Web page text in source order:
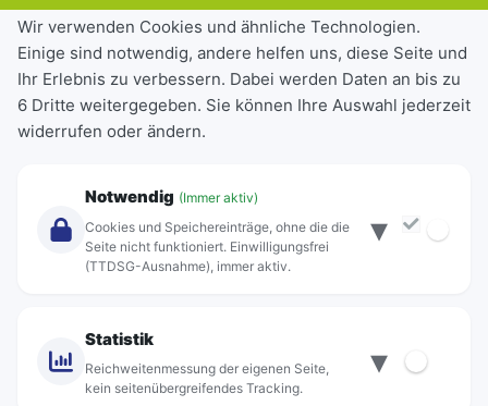
Tickets & Tarife
Deutschlandticket
Schülerkarte
Einzeltickets
Abonnements
Über Rebus
Standorte
Wir verwenden Cookies und ähnliche Technologien.
Einige sind notwendig, andere helfen uns, diese Seite und
Ihr Erlebnis zu verbessern. Dabei werden Daten an bis zu
6 Dritte weitergegeben. Sie können Ihre Auswahl jederzeit
widerrufen oder ändern.
Notwendig (Immer aktiv)
Cookies und Speichereinträge, ohne die die
Seite nicht funktioniert. Einwilligungsfrei
(TTDSG-Ausnahme), immer aktiv.
▾
Statistik
Reichweitenmessung der eigenen Seite,
kein seitenübergreifendes Tracking.
▾